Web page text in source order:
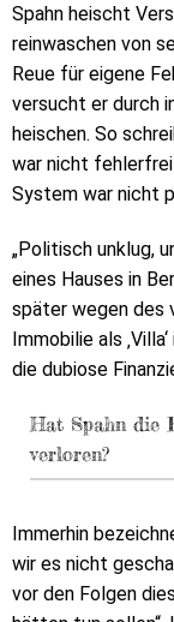
Spahn heischt
reinwaschen von
Reue für eigene
versucht er durch
heischen. So
war nicht
System war nicht
„Politisch unklug,
eines Hauses in
später wegen des
Immobilie als
die dubiose
Hat Spahn die
verloren?
Immerhin
wir es nicht
vor den Folgen